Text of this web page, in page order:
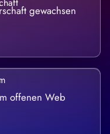
gewachsen
offenen Web